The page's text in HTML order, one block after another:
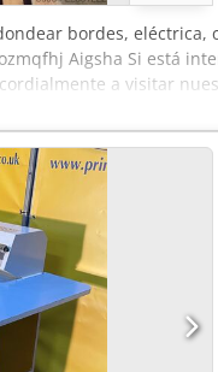
bordes, eléctrica,
Aigsha Si está
a visitar